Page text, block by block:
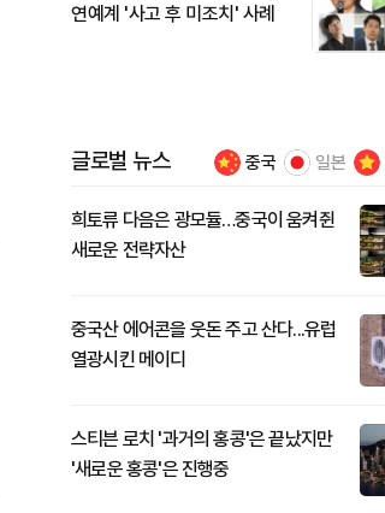
연예계 '사고 후 미조치' 사례
글로벌 뉴스 중국 일본
희토류 다음은 광모듈…중국이 움켜쥔
새로운 전략자산
중국산 에어콘을 웃돈 주고 산다...유럽
열광시킨 메이디
스티븐 로치 '과거의 홍콩'은 끝났지만
'새로운 홍콩'은 진행중